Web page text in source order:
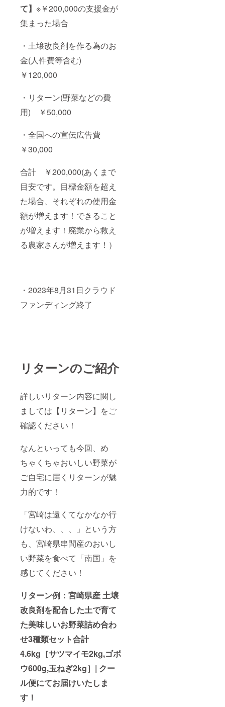
て】 ※￥200,000の支援金が
集まった場合
・土壌改良剤を作る為のお
金(人件費等含む)
￥120,000
・リターン(野菜などの費
用) ￥50,000
・全国への宣伝広告費
￥30,000
合計 ￥200,000(あくまで
目安です。目標金額を超え
た場合、それぞれの使用金
額が増えます！できること
が増えます！廃業から救え
る農家さんが増えます！）
・2023年8月31日クラウド
ファンディング終了
リターンのご紹介
詳しいリターン内容に関し
ましては【リターン】をご
確認ください！
なんといっても今回、め
ちゃくちゃおいしい野菜が
ご自宅に届くリターンが魅
力的です！
「宮崎は遠くてなかなか行
けないわ、、、」という方
も、宮崎県串間産のおいし
い野菜を食べて「南国」を
感じてください！
リターン例：宮崎県産 土壌
改良剤を配合した土で育て
た美味しいお野菜詰め合わ
せ3種類セット合計
4.6kg［サツマイモ2kg,ゴボ
ウ600g,玉ねぎ2kg］| クー
ル便にてお届けいたしま
す！